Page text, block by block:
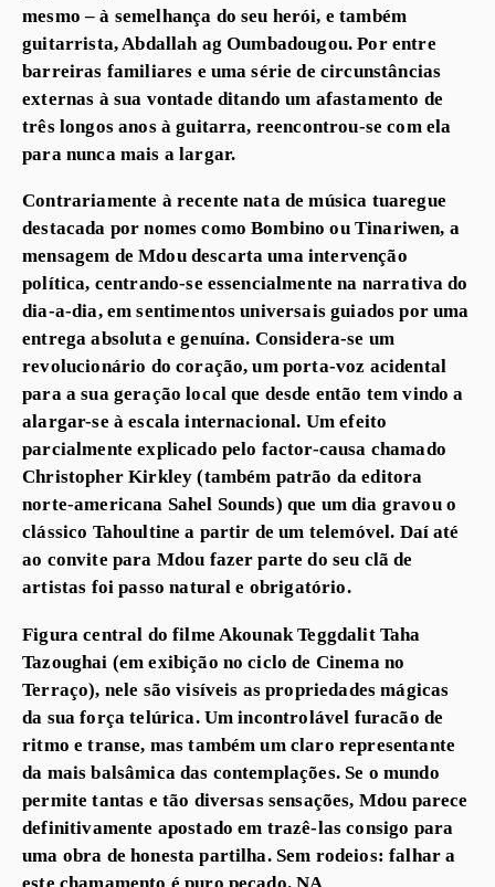
mesmo – à semelhança do seu herói, e também
guitarrista, Abdallah ag Oumbadougou. Por entre
barreiras familiares e uma série de circunstâncias
externas à sua vontade ditando um afastamento de
três longos anos à guitarra, reencontrou-se com ela
para nunca mais a largar.
Contrariamente à recente nata de música tuaregue
destacada por nomes como Bombino ou Tinariwen, a
mensagem de Mdou descarta uma intervenção
política, centrando-se essencialmente na narrativa do
dia-a-dia, em sentimentos universais guiados por uma
entrega absoluta e genuína. Considera-se um
revolucionário do coração, um porta-voz acidental
para a sua geração local que desde então tem vindo a
alargar-se à escala internacional. Um efeito
parcialmente explicado pelo factor-causa chamado
Christopher Kirkley (também patrão da editora
norte-americana Sahel Sounds) que um dia gravou o
clássico Tahoultine a partir de um telemóvel. Daí até
ao convite para Mdou fazer parte do seu clã de
artistas foi passo natural e obrigatório.
Figura central do filme Akounak Teggdalit Taha
Tazoughai (em exibição no ciclo de Cinema no
Terraço), nele são visíveis as propriedades mágicas
da sua força telúrica. Um incontrolável furacão de
ritmo e transe, mas também um claro representante
da mais balsâmica das contemplações. Se o mundo
permite tantas e tão diversas sensações, Mdou parece
definitivamente apostado em trazê-las consigo para
uma obra de honesta partilha. Sem rodeios: falhar a
este chamamento é puro pecado. NA